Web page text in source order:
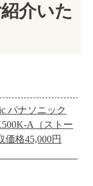
介いた
パナソニック
A（ストー
価格45,000円